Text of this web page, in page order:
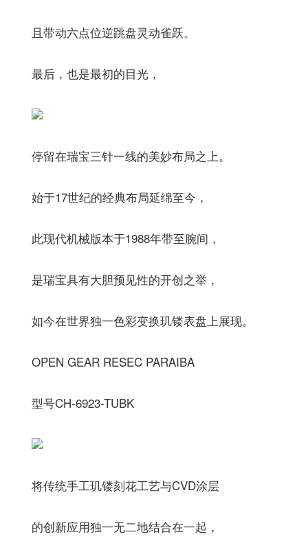
且带动六点位逆跳盘灵动雀跃。
最后，也是最初的目光，
停留在瑞宝三针一线的美妙布局之上。
始于17世纪的经典布局延绵至今，
此现代机械版本于1988年带至腕间，
是瑞宝具有大胆预见性的开创之举，
如今在世界独一色彩变换玑镂表盘上展现。
OPEN GEAR RESEC PARAIBA
型号CH-6923-TUBK
将传统手工玑镂刻花工艺与CVD涂层
的创新应用独一无二地结合在一起，